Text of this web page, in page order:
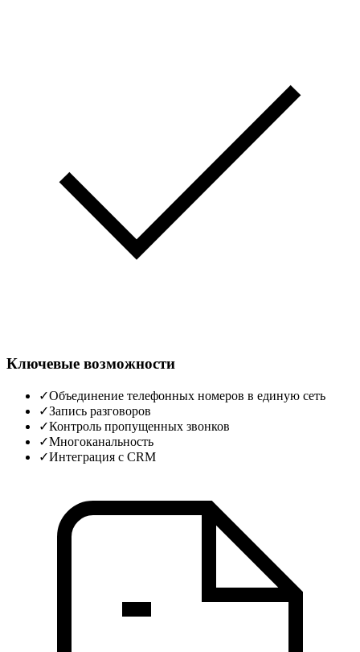
Ключевые возможности
✓Объединение телефонных номеров в единую сеть
✓Запись разговоров
✓Контроль пропущенных звонков
✓Многоканальность
✓Интеграция с CRM